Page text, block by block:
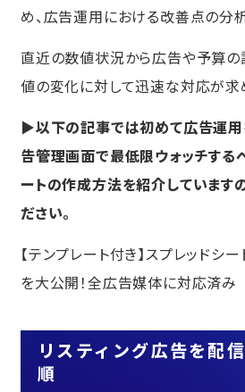
め、広告運用における改善点の分
直近の数値状況から広告や予算の
値の変化に対して迅速な対応が求
▶以下の記事では初めて広告運用
告管理画面で最低限ウォッチする
ートの作成方法を紹介しています
ださい。
【テンプレート付き】スプレッドシ
を大公開！全広告媒体に対応済み
リスティング広告を配
順